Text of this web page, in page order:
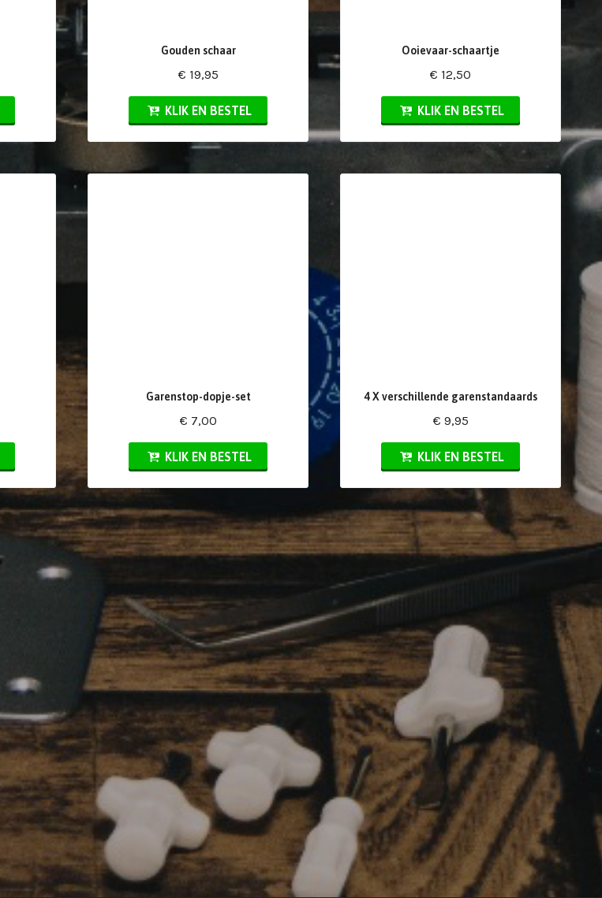
Gouden schaar
€ 19,95
KLIK EN BESTEL
Ooievaar-schaartje
€ 12,50
KLIK EN BESTEL
Garenstop-dopje-set
€ 7,00
KLIK EN BESTEL
4 X verschillende garenstandaards
€ 9,95
KLIK EN BESTEL